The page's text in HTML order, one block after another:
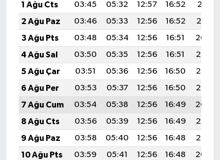
1 Ağu Cts
03:45 05:32 12:57 16:52
20:11
2 Ağu Paz
03:46 05:33 12:56 16:52
20:10
3 Ağu Pts
03:48 05:34 12:56 16:51
20:09
4 Ağu Sal
03:50 05:35 12:56 16:51
20:08
5 Ağu Çar
03:51 05:36 12:56 16:50
20:07
6 Ağu Per
03:53 05:37 12:56 16:50
20:05
7 Ağu Cum
03:54 05:38 12:56 16:49
20:04
8 Ağu Cts
03:56 05:39 12:56 16:49
20:03
9 Ağu Paz
03:58 05:40 12:56 16:48
20:02
10 Ağu Pts
03:59 05:41 12:56 16:48
20:00